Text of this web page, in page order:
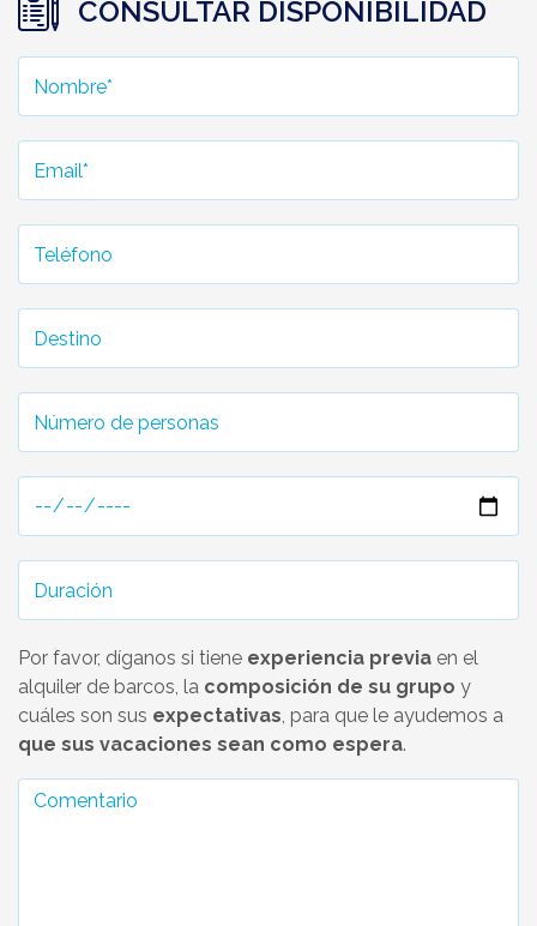
CONSULTAR DISPONIBILIDAD
Por favor, díganos si tiene experiencia previa en el
alquiler de barcos, la composición de su grupo y
cuáles son sus expectativas, para que le ayudemos a
que sus vacaciones sean como espera.